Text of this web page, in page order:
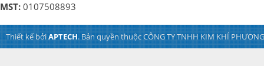
MST: 0107508893
Thiết kế bởiAPTECH. Bản quyền thuộc CÔNG TY TNHH KIM KHÍ